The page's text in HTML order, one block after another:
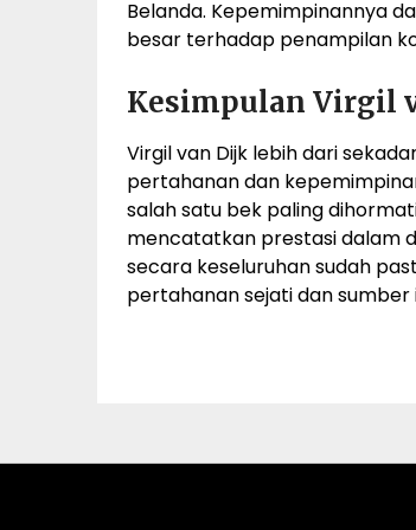
Belanda. Kepemimpinannya
besar terhadap penampilan
Kesimpulan Virgil
Virgil van Dijk lebih dari
pertahanan dan
salah satu bek paling
mencatatkan prestasi dalam
secara keseluruhan sudah
pertahanan sejati dan